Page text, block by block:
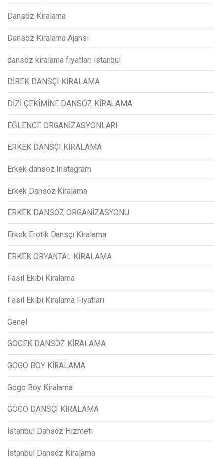
Dansöz Kiralama
Dansöz Kiralama Ajansı
dansöz kiralama fiyatları istanbul
DİREK DANSÇI KİRALAMA
DİZİ ÇEKİMİNE DANSÖZ KİRALAMA
EĞLENCE ORGANİZASYONLARI
ERKEK DANSÇI KİRALAMA
Erkek dansöz Instagram
Erkek Dansöz Kiralama
ERKEK DANSÖZ ORGANİZASYONU
Erkek Erotik Dansçı Kiralama
ERKEK ORYANTAL KİRALAMA
Fasıl Ekibi Kiralama
Fasıl Ekibi Kiralama Fiyatları
Genel
GÖCEK DANSÖZ KİRALAMA
GOGO BOY KİRALAMA
Gogo Boy Kiralama
GOGO DANSÇI KİRALAMA
İstanbul Dansöz Hizmeti
İstanbul Dansöz Kiralama